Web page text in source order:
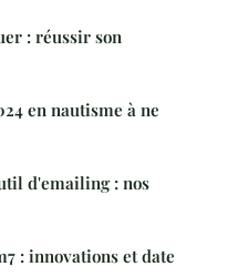
: réussir son
en nautisme à ne
d'emailing : nos
: innovations et date